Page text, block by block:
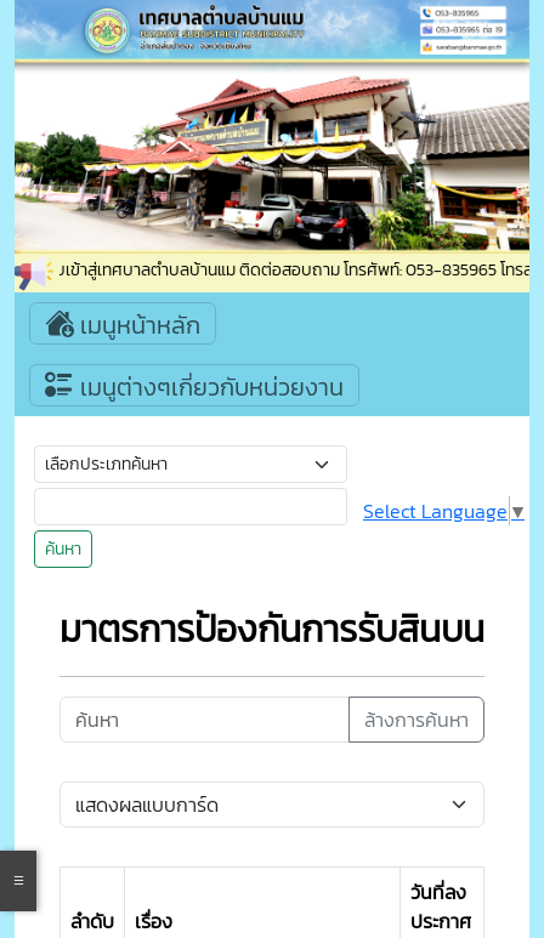
อนรับเข้าสู่เทศบาลตำบลบ้านแม ติดต่อสอบถาม โทรศัพท์: 053-835965 โทรสาร
เมนูหน้าหลัก
เมนูต่างๆเกี่ยวกับหน่วยงาน
ค้นหา
Select Language ▼
มาตรการป้องกันการรับสินบน
ล้างการค้นหา
ลำดับ เรื่อง
วันที่ลง
ประกาศ